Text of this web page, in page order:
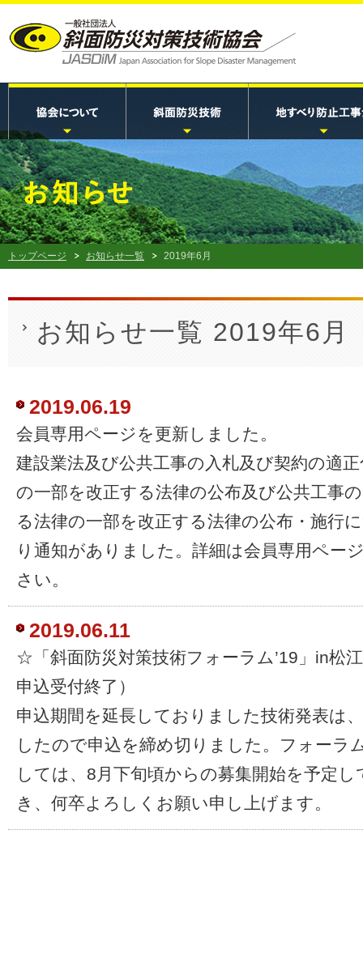
トップページ お知らせ一覧 2019年6月
お知らせ一覧 2019年6月
2019.06.19
会員専用ページを更新しました。
建設業法及び公共工事の入札及び契約の適
の一部を改正する法律の公布及び公共工事
る法律の一部を改正する法律の公布・施行
り通知がありました。詳細は会員専用ペー
さい。
2019.06.11
☆「斜面防災対策技術フォーラム’19」in松
申込受付終了）
申込期間を延長しておりました技術発表は
したので申込を締め切りました。フォーラ
しては、8月下旬頃からの募集開始を予定
き、何卒よろしくお願い申し上げます。